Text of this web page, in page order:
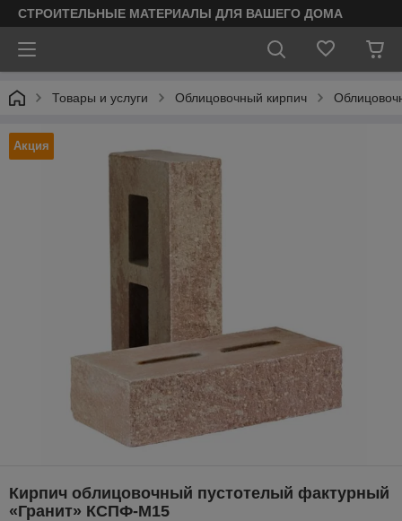
СТРОИТЕЛЬНЫЕ МАТЕРИАЛЫ ДЛЯ ВАШЕГО ДОМА
Товары и услуги Облицовочный кирпич
Акция
Кирпич облицовочный пустотелый фактурный
«Гранит» КСПФ-М15